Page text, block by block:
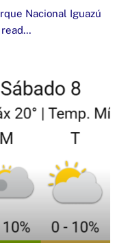
Nacional Iguazú
read…